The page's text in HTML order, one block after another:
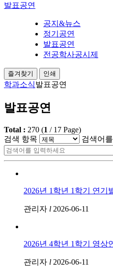
발표공연
공지&뉴스
정기공연
발표공연
전공학사공시제
즐겨찾기 인쇄
학과소식발표공연
발표공연
Total : 270 (1 / 17 Page)
검색 항목
검색어
2026년 1학년 1학기 연기
관리자 l 2026-06-11
2026년 4학년 1학기 영상
관리자 l 2026-06-11